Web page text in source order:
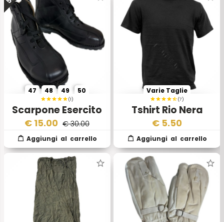
(1)
Scarpone Esercito
Italiano Genio
Ferroviario
47 48 49 50
€ 15.00 € 30.00
(7)
Tshirt Rio Nera
Varie Taglie
€ 5.50